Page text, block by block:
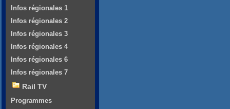
Infos régionales 1
Infos régionales 2
Infos régionales 3
Infos régionales 4
Infos régionales 6
Infos régionales 7
Rail TV
Programmes